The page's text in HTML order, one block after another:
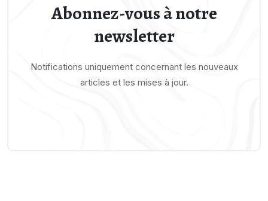
Abonnez-vous à notre
newsletter
Notifications uniquement concernant les nouveaux
articles et les mises à jour.